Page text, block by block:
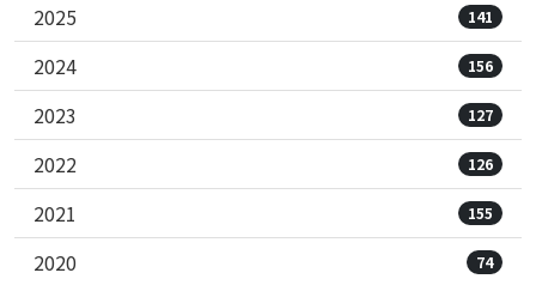
2025 141
2024 156
2023 127
2022 126
2021 155
2020 74